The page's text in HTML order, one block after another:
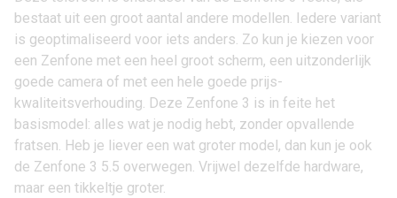
bestaat uit een groot aantal andere modellen. Iedere variant
is geoptimaliseerd voor iets anders. Zo kun je kiezen voor
een Zenfone met een heel groot scherm, een uitzonderlijk
goede camera of met een hele goede prijs-
kwaliteitsverhouding. Deze Zenfone 3 is in feite het
basismodel: alles wat je nodig hebt, zonder opvallende
fratsen. Heb je liever een wat groter model, dan kun je ook
de Zenfone 3 5.5 overwegen. Vrijwel dezelfde hardware,
maar een tikkeltje groter.